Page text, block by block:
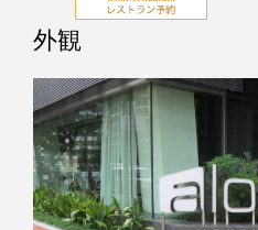
外観